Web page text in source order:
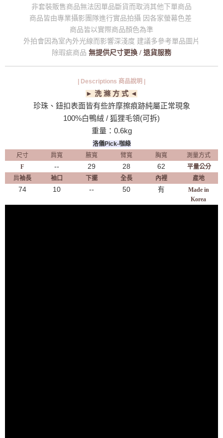
非套裝販售商品無法因單品斷貨而取消其他下單商品
商品皆由專業攝影團隊進行實品拍攝 因各家螢幕色差
商品皆以實際商品顏色為準
外拍會因為室內外光線而影響深淺度 建議多參考單品圖片
除瑕疵商品 無提供尺寸更換 / 退貨服務
| Descriptions 商品說明 |
► 洗 滌 方 式 ◄
珍珠、鈕扣表面皆有些許摩擦痕跡純屬正常現象
100%白鴨絨 / 狐狸毛領(可拆)
重量：0.6kg
洛儀Pick-咖綠
尺寸
肩寬 腋寬 臂寬 胸寬
測量方式
F
-- 29 28 62
平量公分
肩袖長 袖口 下擺 全長 內裡 產地
74 10 -- 50 有
Made in
Korea